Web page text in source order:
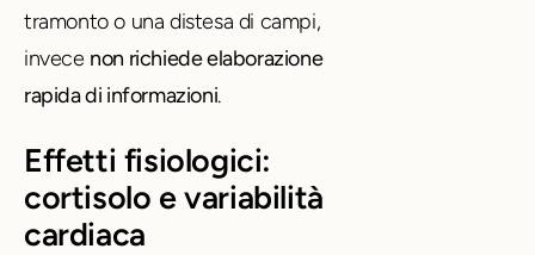
tramonto o una distesa di campi,
invece non richiede elaborazione
rapida di informazioni.
Effetti fisiologici:
cortisolo e variabilità
cardiaca